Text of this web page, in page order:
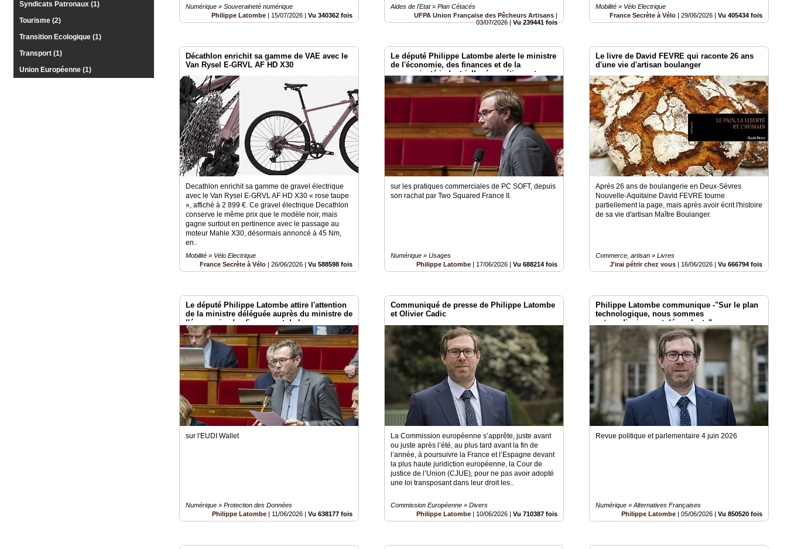
Syndicats Patronaux (1)
Tourisme (2)
Transition Ecologique (1)
Transport (1)
Union Européenne (1)
Numérique » Souveraineté numérique
Philippe Latombe | 15/07/2026 |Vu 340362 fois
Aides de l'Etat » Plan Cétacés
UFPA Union Française des Pêcheurs Artisans |
03/07/2026|Vu 239441 fois
Mobilité » Vélo Electrique
France Secrète à Vélo |29/06/2026 |Vu 405434 fois
Décathlon enrichit sa gamme de VAE avec le
Van Rysel E-GRVL AF HD X30
Decathlon enrichit sa gamme de gravel électrique
avec le Van Rysel E-GRVL AF HD X30 « rose taupe
», affiché à 2 899 €. Ce gravel électrique Decathlon
conserve le même prix que le modèle noir, mais
gagne surtout en pertinence avec le passage au
moteur Mahle X30, désormais annoncé à 45 Nm,
en..
Mobilité » Vélo Electrique
France Secrète à Vélo |26/06/2026 |Vu 588598 fois
Le député Philippe Latombe alerte le ministre
de l'économie, des finances et de la
souveraineté industrielle, énergétique et
numérique
sur les pratiques commerciales de PC SOFT, depuis
son rachat par Two Squared France II.
Numérique » Usages
Philippe Latombe
17/06/2026 |Vu 688214 fois
Le livre de David FEVRE qui raconte 26 ans
d'une vie d'artisan boulanger
Après 26 ans de boulangerie en Deux-Sèvres
Nouvelle-Aquitaine David FEVRE tourne
partiellement la page, mais après avoir écrit l'histoire
de sa vie d'artisan Maître Boulanger.
Commerce, artisan » Livres
J'irai pétrir chez vous
16/06/2026 |Vu 666794 fois
Le député Philippe Latombe attire l'attention
de la ministre déléguée auprès du ministre de
l'économie, des finances et de la
souveraineté industrielle, énergétique et
numérique, chargée de l'intelligence
artificielle et du numérique
sur l'EUDI Wallet
Numérique » Protection des Données
Philippe Latombe | 11/06/2026 |Vu 638177 fois
Communiqué de presse de Philippe Latombe
et Olivier Cadic
La Commission européenne s’apprête, juste avant
ou juste après l’été, au plus tard avant la fin de
l’année, à poursuivre la France et l’Espagne devant
la plus haute juridiction européenne, la Cour de
justice de l’Union (CJUE), pour ne pas avoir adopté
une loi transposant dans leur droit les..
Commission Européenne » Divers
Philippe Latombe | 10/06/2026 |Vu 710387 fois
Philippe Latombe communique -"Sur le plan
technologique, nous sommes
extraordinairement dépendants"
Revue politique et parlementaire 4 juin 2026
Numérique » Alternatives Françaises
Philippe Latombe |05/06/2026 |Vu 850520 fois